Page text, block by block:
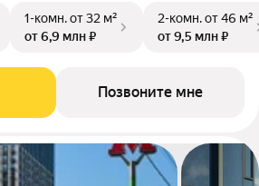
1-комн.от 32 м²
от 6,9 млн ₽
2-комн.от 46 м²
от 9,5 млн ₽
Позвоните мне